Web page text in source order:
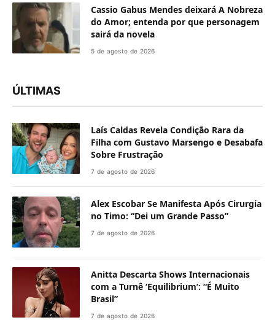
Cassio Gabus Mendes deixará A Nobreza
do Amor; entenda por que personagem
sairá da novela
5 de agosto de 2026
ÚLTIMAS
Laís Caldas Revela Condição Rara da
Filha com Gustavo Marsengo e Desabafa
Sobre Frustração
7 de agosto de 2026
Alex Escobar Se Manifesta Após Cirurgia
no Timo: “Dei um Grande Passo”
7 de agosto de 2026
Anitta Descarta Shows Internacionais
com a Turnê ‘Equilibrium’: “É Muito
Brasil”
7 de agosto de 2026